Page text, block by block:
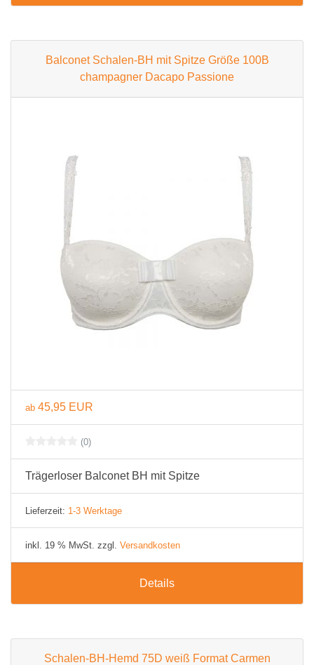
Balconet Schalen-BH mit Spitze Größe 100B
champagner Dacapo Passione
ab 45,95 EUR
(0)
Trägerloser Balconet BH mit Spitze
Lieferzeit: 1-3 Werktage
inkl. 19 % MwSt. zzgl. Versandkosten
Details
Schalen-BH-Hemd 75D weiß Format Carmen